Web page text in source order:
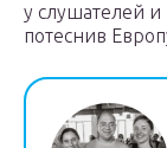
у слушателей
потеснив